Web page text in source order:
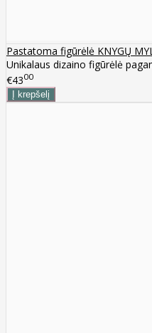
Pastatoma figūrėlė KNYGŲ
Unikalaus dizaino figūrėlė
€4300